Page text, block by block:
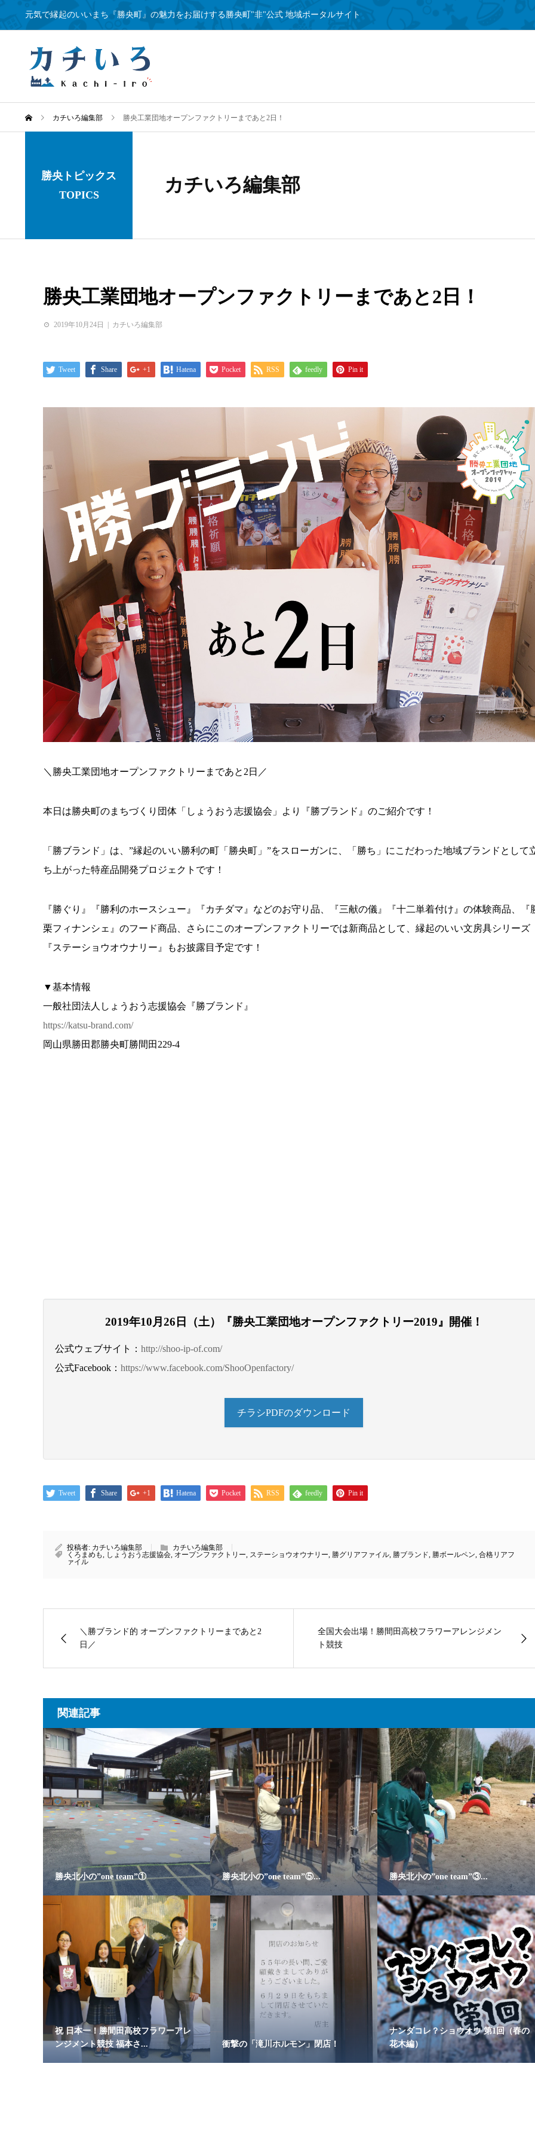
元気で縁起のいいまち『勝央町』の魅力をお届けする勝央町"非"公式 地域ポータルサイト
カチいろ編集部 勝央工業団地オープンファクトリーまであと2日！
勝央トピックス
TOPICS
カチいろ編集部
勝央工業団地オープンファクトリーまであと2日！
2019年10月24日 カチいろ編集部
Tweet Share +1 Hatena Pocket RSS feedly Pin it
＼勝央工業団地オープンファクトリーまであと2日／
本日は勝央町のまちづくり団体「しょうおう志援協会」より『勝ブランド』のご紹介です！
「勝ブランド」は、”縁起のいい勝利の町「勝央町」”をスローガンに、「勝ち」にこだわった地域ブランドとして
ち上がった特産品開発プロジェクトです！
『勝ぐり』『勝利のホースシュー』『カチダマ』などのお守り品、『三献の儀』『十二単着付け』の体験商品、『
栗フィナンシェ』のフード商品、さらにこのオープンファクトリーでは新商品として、縁起のいい文房具シリーズ
『ステーショウオウナリー』もお披露目予定です！
▼基本情報
一般社団法人しょうおう志援協会『勝ブランド』
https://katsu-brand.com/
岡山県勝田郡勝央町勝間田229-4
2019年10月26日（土）『勝央工業団地オープンファクトリー2019』開催！
公式ウェブサイト： http://shoo-ip-of.com/
公式Facebook： https://www.facebook.com/ShooOpenfactory/
チラシPDFのダウンロード
Tweet Share +1 Hatena Pocket RSS feedly Pin it
投稿者: カチいろ編集部
カチいろ編集部
くろまめも, しょうおう志援協会, オープンファクトリー, ステーショウオウナリー, 勝グリアファイル, 勝ブランド, 勝ボールペン, 合格リアフ
ァイル
＼勝ブランド的 オープンファクトリーまであと2
日／
全国大会出場！勝間田高校フラワーアレンジメン
ト競技
関連記事
勝央北小の”one team”① 勝央北小の”one team”⑤... 勝央北小の”one team”③...
祝 日本一！勝間田高校フラワーアレ
ンジメント競技 福本さ...
衝撃の「滝川ホルモン」閉店！
ナンダコレ？ショウオウ 第1回（春の
花木編）